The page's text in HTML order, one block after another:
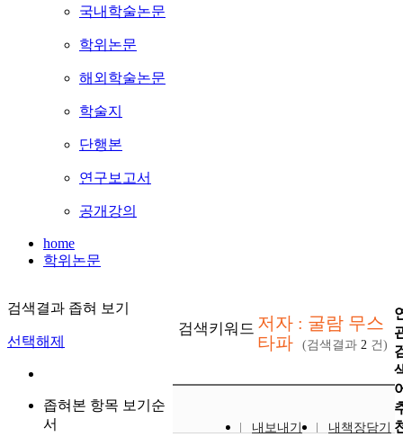
국내학술논문
학위논문
해외학술논문
학술지
단행본
연구보고서
공개강의
home
학위논문
검색결과 좁혀 보기
선택해제
좁혀본 항목 보기순
서
검색키워드 저자 : 굴람 무스
타파
(검색결과 2 건)
내보내기
내책장담기